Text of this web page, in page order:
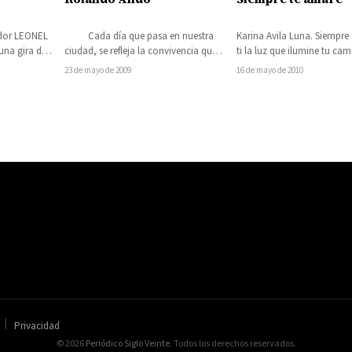
LEONEL
gira de
Cada día que pasa en nuestra
ciudad, se refleja la convivencia que
hay entre los jóvenes y las…
23 de mayo de 2009
Karina Avila Luna. Siempre
ti la luz que ilumine tu
me veas siempre…
16 de mayo de 2010
Privacidad
© 2026Periódico Siglo Veinte. Todos los derechos reservados.